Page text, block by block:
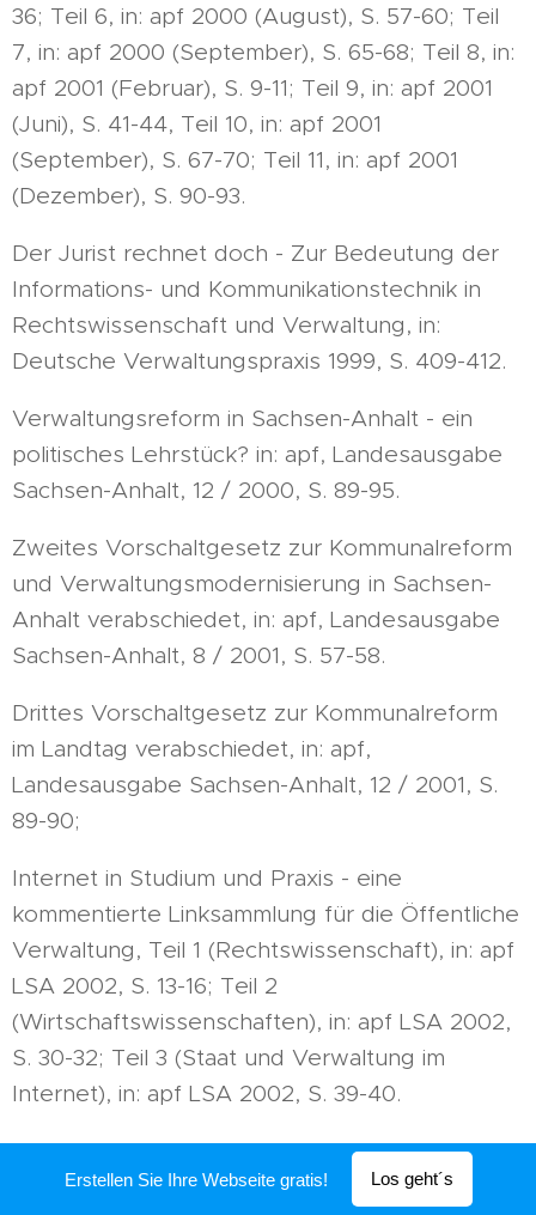
36; Teil 6, in: apf 2000 (August), S. 57-60; Teil
7, in: apf 2000 (September), S. 65-68; Teil 8, in:
apf 2001 (Februar), S. 9-11; Teil 9, in: apf 2001
(Juni), S. 41-44, Teil 10, in: apf 2001
(September), S. 67-70; Teil 11, in: apf 2001
(Dezember), S. 90-93.
Der Jurist rechnet doch - Zur Bedeutung der
Informations- und Kommunikationstechnik in
Rechtswissenschaft und Verwaltung, in:
Deutsche Verwaltungspraxis 1999, S. 409-412.
Verwaltungsreform in Sachsen-Anhalt - ein
politisches Lehrstück? in: apf, Landesausgabe
Sachsen-Anhalt, 12 / 2000, S. 89-95.
Zweites Vorschaltgesetz zur Kommunalreform
und Verwaltungsmodernisierung in Sachsen-
Anhalt verabschiedet, in: apf, Landesausgabe
Sachsen-Anhalt, 8 / 2001, S. 57-58.
Drittes Vorschaltgesetz zur Kommunalreform
im Landtag verabschiedet, in: apf,
Landesausgabe Sachsen-Anhalt, 12 / 2001, S.
89-90;
Internet in Studium und Praxis - eine
kommentierte Linksammlung für die Öffentliche
Verwaltung, Teil 1 (Rechtswissenschaft), in: apf
LSA 2002, S. 13-16; Teil 2
(Wirtschaftswissenschaften), in: apf LSA 2002,
S. 30-32; Teil 3 (Staat und Verwaltung im
Internet), in: apf LSA 2002, S. 39-40.
Verwaltungsmodernisierung durch
eGovernment. Eine kurze Bestandsaufnahme,
Erstellen Sie Ihre Webseite gratis! Los geht´s